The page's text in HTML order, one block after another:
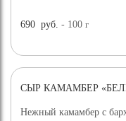
690 руб. - 100г
СЫР КАМАМБЕР
Нежный камамбер с